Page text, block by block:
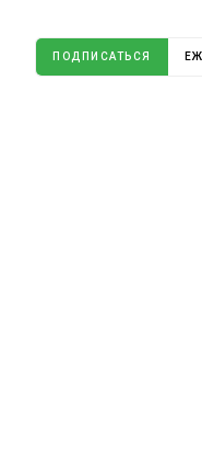
ПОДПИСАТЬСЯ